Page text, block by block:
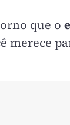
que o
merece